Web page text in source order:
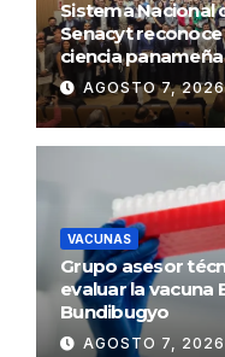
Sistema Nacional
Senacyt
ciencia panameña
AGOSTO 7,
VACUNAS
Grupo asesor
evaluar la vacuna
Bundibugyo
AGOSTO 7, 2026